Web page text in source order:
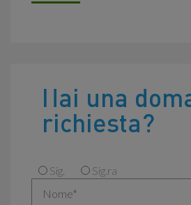
Hai una
richiesta?
Sig. Sig.ra